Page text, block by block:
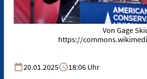
Von Gage
https://
20.01.2025
18:06 Uhr